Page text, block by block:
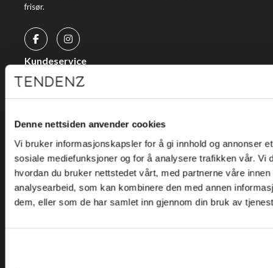
Denne nettsiden anvender cookies
Vi bruker informasjonskapsler for å gi innhold og annonser
sosiale mediefunksjoner og for å analysere trafikken vår. Vi
hvordan du bruker nettstedet vårt, med partnerne våre
analysearbeid, som kan kombinere den med annen
dem, eller som de har samlet inn gjennom din bruk av
frisør.
Kundeservice
Kjøpsvilkår
Personvern
Holtegata 26, 0355 Oslo
Telefon: +47 22 92 50 00
E-post: kundeservice@tendenz.net
Nyttige lenker
Datablad